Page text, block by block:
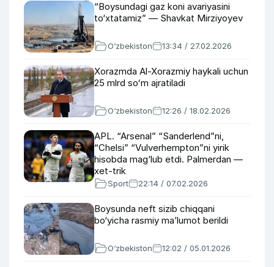
“Boysundagi gaz koni avariyasini
to‘xtatamiz” — Shavkat Mirziyoyev
O‘zbekiston 13:34 / 27.02.2026
Xorazmda Al-Xorazmiy haykali uchun
25 mlrd soʻm ajratiladi
O‘zbekiston 12:26 / 18.02.2026
APL. “Arsenal” “Sanderlend”ni,
“Chelsi” “Vulverhempton”ni yirik
hisobda mag‘lub etdi. Palmerdan —
xet-trik
Sport 22:14 / 07.02.2026
Boysunda neft sizib chiqqani
bo‘yicha rasmiy ma’lumot berildi
O‘zbekiston 12:02 / 05.01.2026